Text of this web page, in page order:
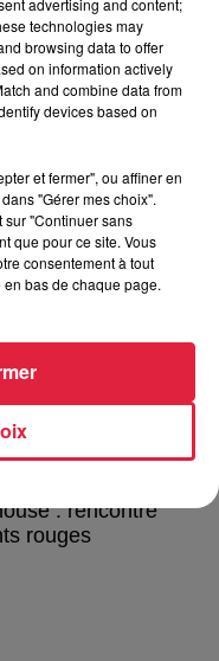
brune sort des
réagit
: rencontre
rouges
advertising and content;
technologies may
browsing data to offer
on information actively
and combine data from
devices based on
et fermer", ou affiner en
"Gérer mes choix".
sur "Continuer sans
que pour ce site. Vous
consentement à tout
bas de chaque page.